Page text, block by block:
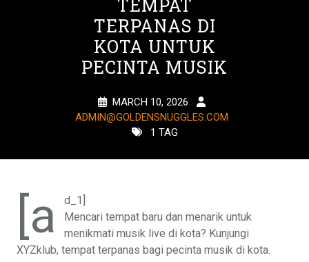
TEMPAT
TERPANAS DI
KOTA UNTUK
PECINTA MUSIK
MARCH 10, 2026
ADMIN@GOLDENSNUGGLES.COM
1 TAG
[a
d_1]
Mencari tempat baru dan menarik untuk
menikmati musik live di kota? Kunjungi
XYZklub, tempat terpanas bagi pecinta musik di kota.